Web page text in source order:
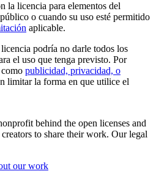
la licencia para elementos del
o cuando su uso esté permitido
aplicable.
podría no darle todos los
el uso que tenga previsto. Por
publicidad, privacidad, o
limitar la forma en que utilice el
behind the open licenses and
to share their work. Our legal
our work